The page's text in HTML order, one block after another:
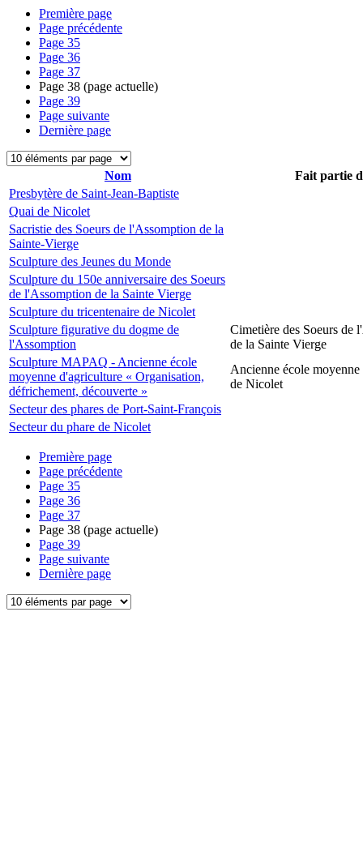
Première page
Page précédente
Page 35
Page 36
Page 37
Page 38 (page actuelle)
Page 39
Page suivante
Dernière page
Nom
Fait partie
Presbytère de Saint-Jean-Baptiste
Quai de Nicolet
Sacristie des Soeurs de l'Assomption de la
Sainte-Vierge
Sculpture des Jeunes du Monde
Sculpture du 150e anniversaire des Soeurs
de l'Assomption de la Sainte Vierge
Sculpture du tricentenaire de Nicolet
Sculpture figurative du dogme de
l'Assomption
Cimetière des Soeurs de
de la Sainte Vierge
Sculpture MAPAQ - Ancienne école
moyenne d'agriculture « Organisation,
défrichement, découverte »
Ancienne école
de Nicolet
Secteur des phares de Port-Saint-François
Secteur du phare de Nicolet
Première page
Page précédente
Page 35
Page 36
Page 37
Page 38 (page actuelle)
Page 39
Page suivante
Dernière page